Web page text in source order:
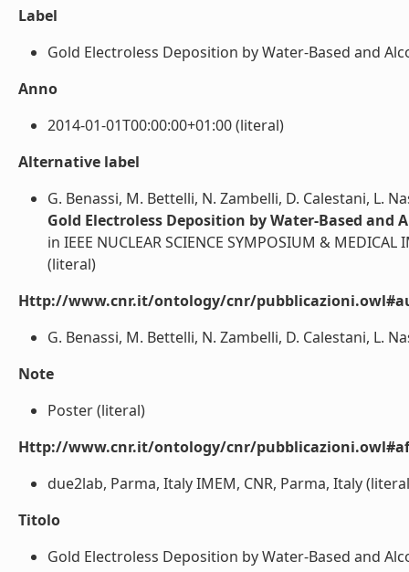
Label
Gold Electroless Deposition by Water-Based and
Anno
2014-01-01T00:00:00+01:00 (literal)
Alternative label
G. Benassi, M. Bettelli, N. Zambelli, D. Calestani, L.
Gold Electroless Deposition by Water-Based and
in IEEE NUCLEAR SCIENCE SYMPOSIUM &
(literal)
Http://www.cnr.it/ontology/cnr/
G. Benassi, M. Bettelli, N. Zambelli, D. Calestani, L.
Note
Poster (literal)
Http://www.cnr.it/ontology/cnr/
due2lab, Parma, Italy IMEM, CNR, Parma, Italy
Titolo
Gold Electroless Deposition by Water-Based and